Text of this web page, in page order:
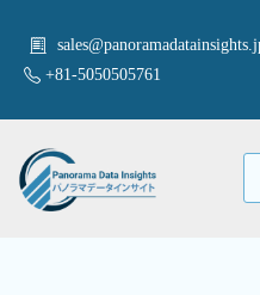
+81-5050505761